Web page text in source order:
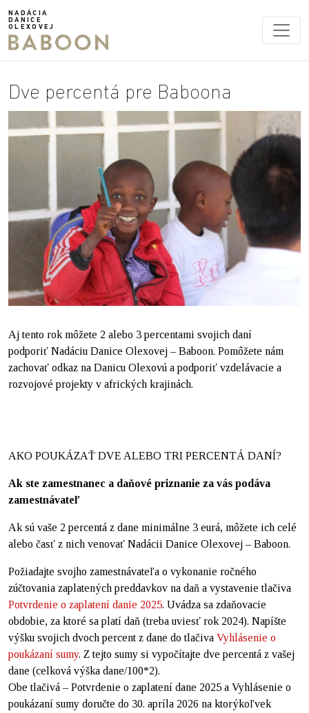
NADÁCIA
DANICE
OLEXOVEJ
Dve percentá pre Baboona
Aj tento rok môžete 2 alebo 3 percentami svojich daní
podporiť Nadáciu Danice Olexovej – Baboon. Pomôžete nám
zachovať odkaz na Danicu Olexovú a podporiť vzdelávacie a
rozvojové projekty v afrických krajinách.
AKO POUKÁZAŤ DVE ALEBO TRI PERCENTÁ DANÍ?
Ak ste zamestnanec a daňové priznanie za vás podáva
zamestnávateľ
Ak sú vaše 2 percentá z dane minimálne 3 eurá, môžete ich celé
alebo časť z nich venovať Nadácii Danice Olexovej – Baboon.
Požiadajte svojho zamestnávateľa o vykonanie ročného
zúčtovania zaplatených preddavkov na daň a vystavenie tlačiva
Potvrdenie o zaplatení danie 2025. Uvádza sa zdaňovacie
obdobie, za ktoré sa platí daň (treba uviesť rok 2024). Napíšte
výšku svojich dvoch percent z dane do tlačiva Vyhlásenie o
poukázaní sumy. Z tejto sumy si vypočítajte dve percentá z vašej
dane (celková výška dane/100*2).
Obe tlačivá – Potvrdenie o zaplatení dane 2025 a Vyhlásenie o
poukázaní sumy doručte do 30. apríla 2026 na ktorýkoľvek